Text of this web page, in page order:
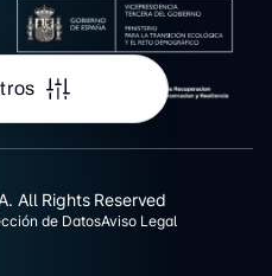
All Rights Reserved
de DatosAviso Legal